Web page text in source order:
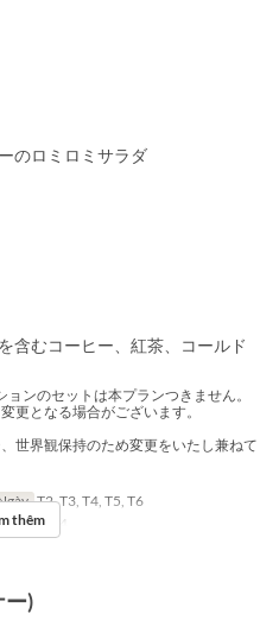
のロミロミサラダ
含むコーヒー、紅茶、コールド
ンのセットは本プランつきません。
更となる場合がございます。
世界観保持のため変更をいたし兼ねて
T2, T3, T4, T5, T6
món ~ 4
thêm
ー)